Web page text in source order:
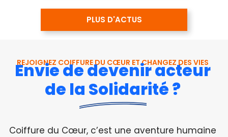
PLUS D'ACTUS
REJOIGNEZ COIFFURE DU CŒUR ET CHANGEZ DES VIES
Envie de devenir acteur
de la Solidarité ?
Coiffure du Cœur, c’est une aventure humaine